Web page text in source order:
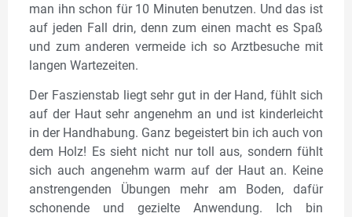
man ihn schon für 10 Minuten benutzen. Und das ist
auf jeden Fall drin, denn zum einen macht es Spaß
und zum anderen vermeide ich so Arztbesuche mit
langen Wartezeiten.
Der Faszienstab liegt sehr gut in der Hand, fühlt sich
auf der Haut sehr angenehm an und ist kinderleicht
in der Handhabung. Ganz begeistert bin ich auch von
dem Holz! Es sieht nicht nur toll aus, sondern fühlt
sich auch angenehm warm auf der Haut an. Keine
anstrengenden Übungen mehr am Boden, dafür
schonende und gezielte Anwendung. Ich bin